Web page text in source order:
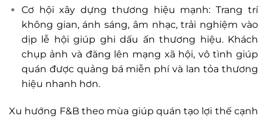
Cơ hội xây dựng thương hiệu mạnh: Trang trí
không gian, ánh sáng, âm nhạc, trải nghiệm vào
dịp lễ hội giúp ghi dấu ấn thương hiệu. Khách
chụp ảnh và đăng lên mạng xã hội, vô tình giúp
quán được quảng bá miễn phí và lan tỏa thương
hiệu nhanh hơn.
Xu hướng F&B theo mùa giúp quán tạo lợi thế cạnh